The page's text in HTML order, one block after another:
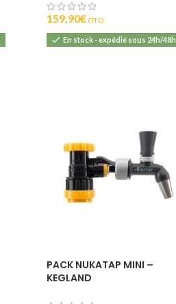
159,90€ (T.T.C).
En stock - expédié sous 24h/48h
PACK NUKATAP MINI –
KEGLAND